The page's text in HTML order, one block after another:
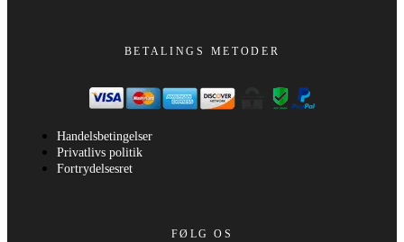
BETALINGS METODER
Handelsbetingelser
Privatlivs politik
Fortrydelsesret
FØLG OS